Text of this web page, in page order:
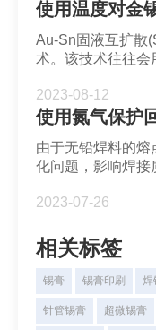
Au-Sn固液互扩散
术。该技术往往会
性高。然而电子设
同影响。
2023-08-12
使用氮气保护
由于无铅焊料的
化问题，影响焊接
境，阻断空气进入
2023-07-26
相关标签
锡膏 锡膏印刷 焊
针管锡膏 超微锡膏